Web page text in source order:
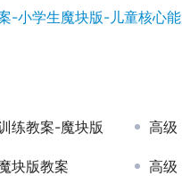
-小学生魔块版-儿童核心
练教案-魔块版 高级
块版教案 高级